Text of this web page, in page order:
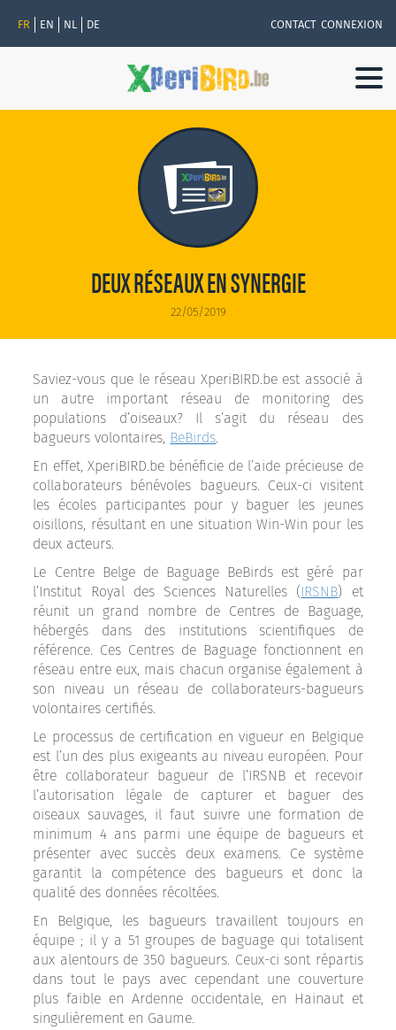
FR EN NL DE CONTACT CONNEXION
DEUX RÉSEAUX EN SYNERGIE
22/05/2019
Saviez-vous que le réseau XperiBIRD.be est associé à
un autre important réseau de monitoring des
populations d’oiseaux? Il s’agit du réseau des
bagueurs volontaires, BeBirds.
En effet, XperiBIRD.be bénéficie de l’aide précieuse de
collaborateurs bénévoles bagueurs. Ceux-ci visitent
les écoles participantes pour y baguer les jeunes
oisillons, résultant en une situation Win-Win pour les
deux acteurs.
Le Centre Belge de Baguage BeBirds est géré par
l’Institut Royal des Sciences Naturelles (IRSNB) et
réunit un grand nombre de Centres de Baguage,
hébergés dans des institutions scientifiques de
référence. Ces Centres de Baguage fonctionnent en
réseau entre eux, mais chacun organise également à
son niveau un réseau de collaborateurs-bagueurs
volontaires certifiés.
Le processus de certification en vigueur en Belgique
est l’un des plus exigeants au niveau européen. Pour
être collaborateur bagueur de l’IRSNB et recevoir
l’autorisation légale de capturer et baguer des
oiseaux sauvages, il faut suivre une formation de
minimum 4 ans parmi une équipe de bagueurs et
présenter avec succès deux examens. Ce système
garantit la compétence des bagueurs et donc la
qualité des données récoltées.
En Belgique, les bagueurs travaillent toujours en
équipe ; il y a 51 groupes de baguage qui totalisent
aux alentours de 350 bagueurs. Ceux-ci sont répartis
dans tout le pays avec cependant une couverture
plus faible en Ardenne occidentale, en Hainaut et
singulièrement en Gaume.